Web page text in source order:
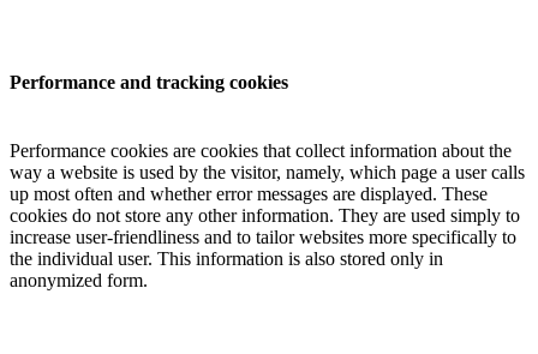
Performance and tracking cookies
Performance cookies are cookies that collect information about the
way a website is used by the visitor, namely, which page a user calls
up most often and whether error messages are displayed. These
cookies do not store any other information. They are used simply to
increase user-friendliness and to tailor websites more specifically to
the individual user. This information is also stored only in
anonymized form.